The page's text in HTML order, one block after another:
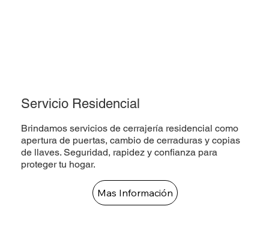
Servicio Residencial
Brindamos servicios de cerrajería residencial como
apertura de puertas, cambio de cerraduras y copias
de llaves. Seguridad, rapidez y confianza para
proteger tu hogar.
Mas Información